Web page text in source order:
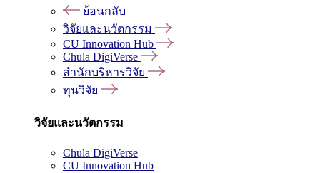
ย้อนกลับ
วิจัยและนวัตกรรม
CU Innovation Hub
Chula DigiVerse
สำนักบริหารวิจัย
ทุนวิจัย
วิจัยและนวัตกรรม
Chula DigiVerse
CU Innovation Hub